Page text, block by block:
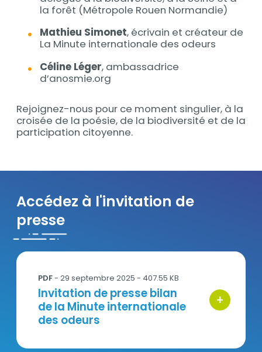
la forêt (Métropole Rouen Normandie)
Mathieu Simonet, écrivain et créateur de
La Minute internationale des odeurs
Céline Léger, ambassadrice
d’anosmie.org
Rejoignez-nous pour ce moment singulier, à la
croisée de la poésie, de la biodiversité et de la
participation citoyenne.
Accédez à l'invitation de
presse
Bilan Minute internationale odeurs - Invitation
PDF- 29 septembre 2025 - 407.55 KB
Titre
Invitation de presse bilan
de la Minute internationale
des odeurs
+
bouton